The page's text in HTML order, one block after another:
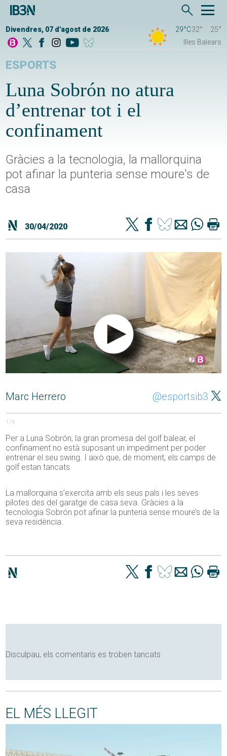
Divendres, 07 d'agost de 2026 29°C32°
25°
Illes Balears
ESPORTS
Luna Sobrón no atura
d’entrenar tot i el
confinament
Gràcies a la tecnologia, la mallorquina
pot afinar la punteria sense moure's de
casa
30/04/2020
Marc Herrero @esportsib3
174
Per a Luna Sobrón, la gran promesa del golf balear, el
confinament no està suposant un impediment per poder
entrenar el seu swing. I això que, de moment, els camps de
golf estan tancats.
La mallorquina s’exercita amb els seus pals i les seves
pilotes des del garatge de casa seva. Gràcies a la
tecnologia Sobrón pot afinar la punteria sense moure’s de la
seva residència.
Disculpau, els comentaris es troben tancats
EL MÉS LLEGIT